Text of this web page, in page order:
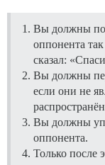
Вы должны
оппонента
сказал:
Вы должны
если они не
Вы должны
оппонента.
Только после